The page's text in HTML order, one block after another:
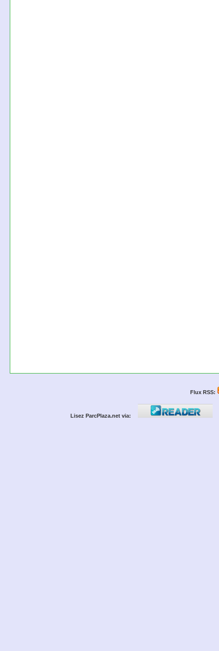
Flux RSS:
Lisez ParcPlaza.net via: